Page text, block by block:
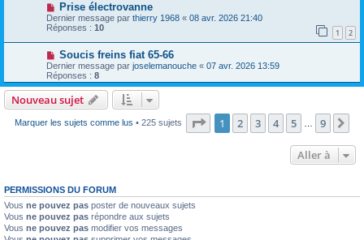
Prise électrovanne
Dernier message par thierry 1968 « 08 avr. 2026 21:40
Réponses : 10 1 2
Soucis freins fiat 65-66
Dernier message par joselemanouche « 07 avr. 2026 13:59
Réponses : 8
Nouveau sujet
Marquer les sujets comme lus • 225 sujets Page 1sur9
1 2 3 4 5 9
Aller à
PERMISSIONS DU FORUM
Vous ne pouvez pas poster de nouveaux sujets
Vous ne pouvez pas répondre aux sujets
Vous ne pouvez pas modifier vos messages